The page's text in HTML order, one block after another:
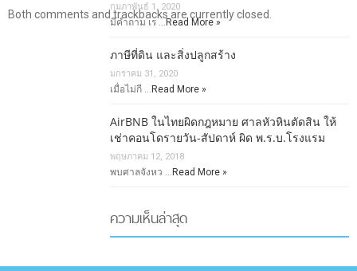
Both comments and trackbacks are currently closed.
กุมภาพันธ์ 1, 2020
มีคำถาม เร …Read More »
ภาษีที่ดิน และสิ่งปลูกสร้าง
มกราคม 31, 2020
เมื่อไม่กี … Read More »
AirBNB ในไทยผิดกฎหมาย ศาลหัวหินตัดสิน ให้
เช่าคอนโดรายวัน-สัปดาห์ ผิด พ.ร.บ.โรงแรม
พฤษภาคม 12, 2018
พบศาลจังหว … Read More »
ความเห็นล่าสุด